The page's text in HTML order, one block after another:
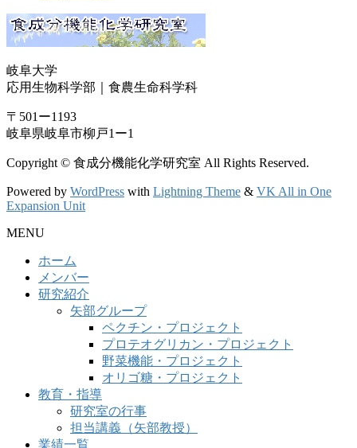
岐阜大学
応用生物科学部｜食農生命科学科
〒501ー1193
岐阜県岐阜市柳戸1ー1
Copyright © 食成分機能化学研究室 All Rights Reserved.
Powered by WordPress with Lightning Theme & VK All in One
Expansion Unit
MENU
ホーム
メンバー
研究紹介
矢部グループ
ペクチン・プロジェクト
プロテオグリカン・プロジェクト
野菜機能・プロジェクト
オリゴ糖・プロジェクト
教育・指導
研究室の行事
担当講義（矢部教授）
業績一覧